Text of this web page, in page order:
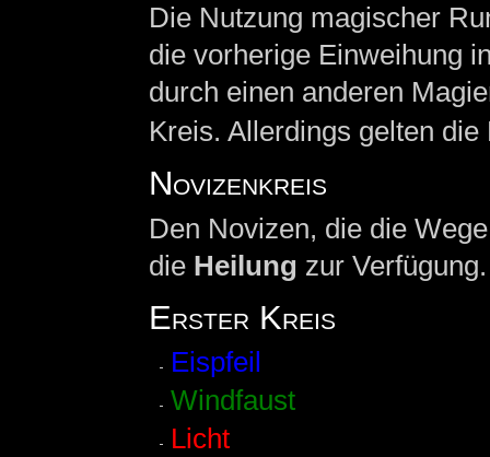
Die Nutzung magischer
die vorherige Einweihung
durch einen anderen
Kreis. Allerdings gelten
Novizenkreis
Den Novizen, die die
die Heilung zur Verfügung.
Erster Kreis
Eispfeil
Windfaust
Licht